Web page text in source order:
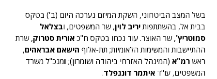
בשל המצב הביטחוני, השקת המיזם נערכה היום (ב') בטקס
בבית אל, בהשתתפותיריב לוין, שר המשפטים, ובצלאל
סמוטריץ', שר האוצר.עוד נכחו בטקס ח"כאורית סטרוק, שרת
ההתיישבות והמשימות הלאומיות; תת-אלוף הישאם אבראהים,
ראש רמ"א (המינהל האזרחי ביהודה ושומרון); ומנכ"ל משרד
המשפטים, עו"ד איתמר דוננפלד.